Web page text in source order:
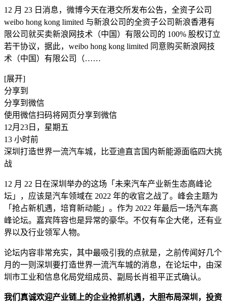
12 月 23 日消息，微博今天在港交所发布公告，全资子公司
weibo hong kong limited 与新浪公司的全资子公司新浪香港有
限公司就买卖新浪网技术（中国）有限公司的 100% 股权订立
若干协议，据此，weibo hong kong limited 同意购买新浪网技
术（中国）有限公司（​……
[展开]
分享到
分享到微信
使用微信扫码将网页分享到微信
12月23日，星期五
13 小时前
深圳打造世界一流汽车城，比亚迪直言国内新能源面临四大挑
战
12 月 22 日在深圳举办的这场「未来汽车产业新生态高峰论
坛」，应该是汽车领域在 2022 年的收官之战了。峰会主题为
「抢占新机遇，培育新动能」。作为 2022 年最后一场汽车高
峰论坛。嘉宾阵容也是异常的豪华。不仅有车企大佬，还有业
界以及行业领军人物。
论坛内容非常充实，其中最吸引我的点就是，之前传闻好几个
月的一则深圳要打造世界一流汽车城的消息，在论坛中，由深
圳市工业和信息化局党组成员、副局长肖祖平正式确认。
我们真诚欢迎产业链上的企业抢抓机遇，大胆布局深圳，投资